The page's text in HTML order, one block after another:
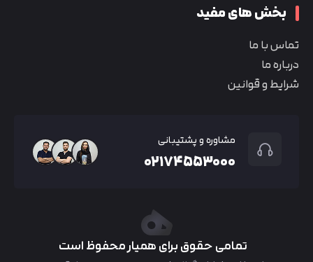
بخش های مفید
تماس با ما
درباره ما
شرایط و قوانین
مشاوره و پشتیبانی
۰۲۱۷۴۵۵۳۰۰۰
تمامی حقوق برای همیار محفوظ است